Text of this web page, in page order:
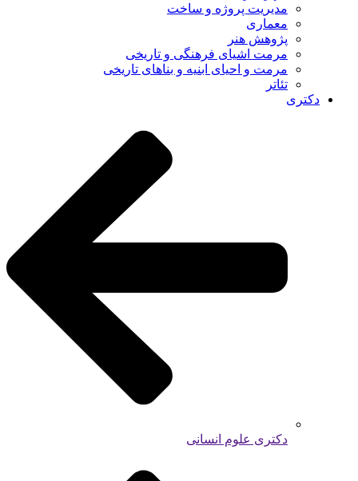
مدیریت پروژه و ساخت
معماری
پژوهش هنر
مرمت اشیای فرهنگی و تاریخی
مرمت و احیای ابنیه و بناهای تاریخی
تئاتر
دکتری
دکتری علوم انسانی